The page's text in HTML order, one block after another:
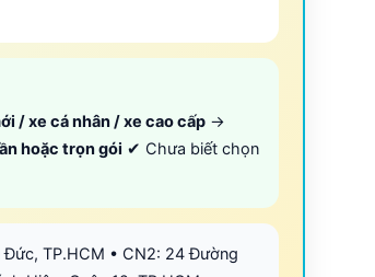
/ xe cá nhân / xe cao cấp →
hoặc trọn gói ✔ Chưa biết chọn
Đức, TP.HCM • CN2: 24 Đường